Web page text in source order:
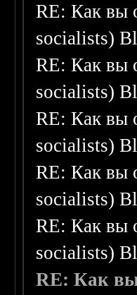
RE: Как вы
socialists)
RE: Как вы
socialists)
RE: Как вы
socialists)
RE: Как вы
socialists)
RE: Как вы
socialists)
RE: Как вы